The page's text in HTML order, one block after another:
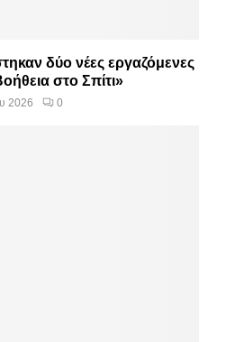
δύο νέες εργαζόμενες
στο Σπίτι»
2026 0